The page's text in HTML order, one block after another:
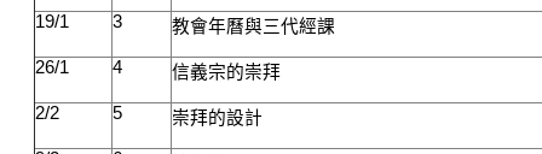
19/1 3 教會年曆與三代經課
26/1 4 信義宗的崇拜
2/2 5 崇拜的設計